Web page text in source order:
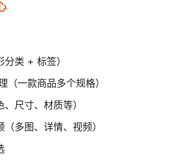
类 + 标签）
（一款商品多个规格）
尺寸、材质等）
多图、详情、视频）